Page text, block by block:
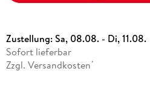
Zustellung:Sa, 08.08. - Di, 11.08.
Sofort lieferbar
Zzgl. Versandkosten *